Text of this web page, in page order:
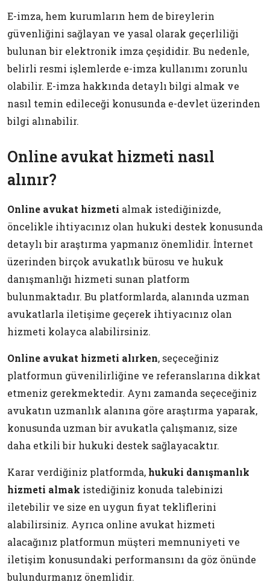
E-imza, hem kurumların hem de bireylerin
güvenliğini sağlayan ve yasal olarak geçerliliği
bulunan bir elektronik imza çeşididir. Bu nedenle,
belirli resmi işlemlerde e-imza kullanımı zorunlu
olabilir. E-imza hakkında detaylı bilgi almak ve
nasıl temin edileceği konusunda e-devlet üzerinden
bilgi alınabilir.
Online avukat hizmeti nasıl
alınır?
Online avukat hizmeti almak istediğinizde,
öncelikle ihtiyacınız olan hukuki destek konusunda
detaylı bir araştırma yapmanız önemlidir. İnternet
üzerinden birçok avukatlık bürosu ve hukuk
danışmanlığı hizmeti sunan platform
bulunmaktadır. Bu platformlarda, alanında uzman
avukatlarla iletişime geçerek ihtiyacınız olan
hizmeti kolayca alabilirsiniz.
Online avukat hizmeti alırken, seçeceğiniz
platformun güvenilirliğine ve referanslarına dikkat
etmeniz gerekmektedir. Aynı zamanda seçeceğiniz
avukatın uzmanlık alanına göre araştırma yaparak,
konusunda uzman bir avukatla çalışmanız, size
daha etkili bir hukuki destek sağlayacaktır.
Karar verdiğiniz platformda, hukuki danışmanlık
hizmeti almak istediğiniz konuda talebinizi
iletebilir ve size en uygun fiyat tekliflerini
alabilirsiniz. Ayrıca online avukat hizmeti
alacağınız platformun müşteri memnuniyeti ve
iletişim konusundaki performansını da göz önünde
bulundurmanız önemlidir.